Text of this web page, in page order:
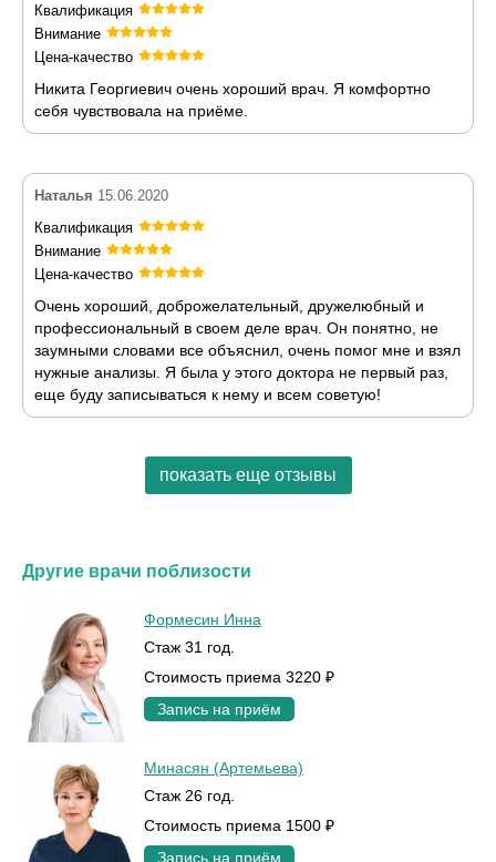
Квалификация
Внимание
Цена-качество
Никита Георгиевич очень хороший врач. Я комфортно
себя чувствовала на приёме.
Наталья 15.06.2020
Квалификация
Внимание
Цена-качество
Очень хороший, доброжелательный, дружелюбный и
профессиональный в своем деле врач. Он понятно, не
заумными словами все объяснил, очень помог мне и взял
нужные анализы. Я была у этого доктора не первый раз,
еще буду записываться к нему и всем советую!
показать еще отзывы
Другие врачи поблизости
Формесин Инна
Стаж 31 год.
Стоимость приема 3220 ₽
Запись на приём
Минасян (Артемьева)
Стаж 26 год.
Стоимость приема 1500 ₽
Запись на приём